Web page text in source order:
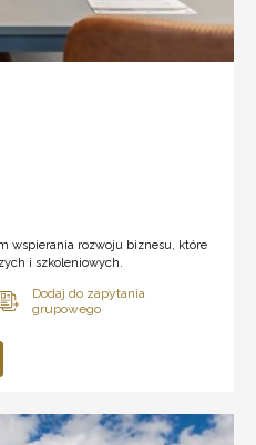
wspierania rozwoju biznesu, które
i szkoleniowych.